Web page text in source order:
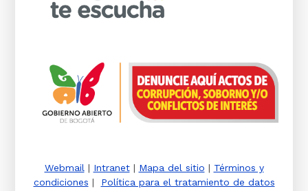
Webmail | Intranet| Mapa del sitio | Términos y
condiciones | Política para el tratamiento de datos